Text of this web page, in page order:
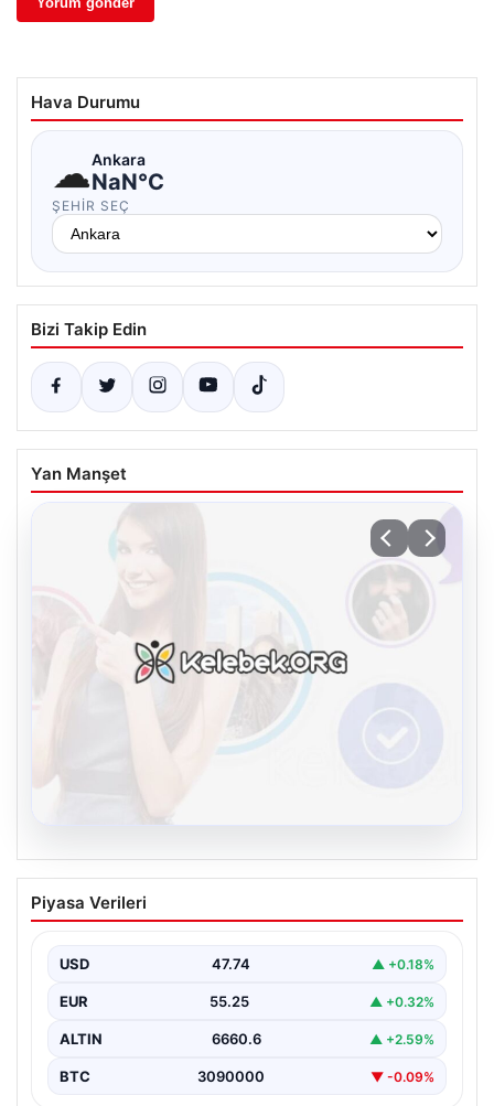
Hava Durumu
☁Ankara
NaN°C
ŞEHIR SEÇ
Bizi Takip Edin
Yan Manşet
08.08.2026
Kelebek.Org İle Çevrim içi İletişimin
Sertifikalı Adresi Ve Muhabbet
Sanal ortamında insanların kaliteli bir biçimde bağlantı
birçok…
Piyasa Verileri
USD 47.74 ▲ +0.18%
EUR 55.25 ▲ +0.32%
ALTIN 6660.6 ▲ +2.59%
BTC 3090000 ▼ -0.09%